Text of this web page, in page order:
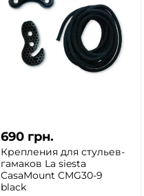
690 грн.
Крепления для стульев-
гамаков La siesta
CasaMount CMG30-9
black